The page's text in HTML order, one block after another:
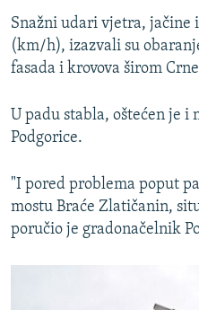
POST SCRIPTUM
MOJA EVROPA
SVE KARTE DEJTONA
Snažni udari vjetra, jačine
(km/h), izazvali su
fasada i krovova širom
U padu stabla, oštećen je i
Podgorice.
"I pored problema poput
mostu Braće Zlatičanin,
poručio je gradonačelnik